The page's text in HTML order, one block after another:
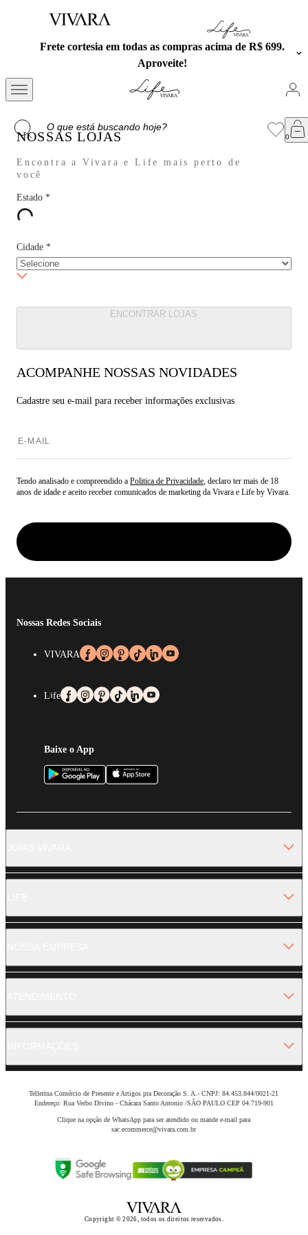
Frete cortesia em todas as compras acima de R$ 699.
Aproveite!
NOSSAS LOJAS
Encontra a Vivara e Life mais perto de
você
Estado *
Cidade *
ENCONTRAR LOJAS
ACOMPANHE NOSSAS NOVIDADES
Cadastre seu e-mail para receber informações exclusivas
Tendo analisado e compreendido a Politica de Privacidade, declaro ter mais de 18
anos de idade e aceito receber comunicados de marketing da Vivara e Life by Vivara.
Nossas Redes Sociais
VIVARA
Life
Baixe o App
Tellerina Comércio de Presente e Artigos pra Decoração S. A.- CNPJ: 84.453.844/0021-21
Endereço: Rua Verbo Divino - Chácara Santo Antonio /SÃO PAULO CEP 04.719-901
Clique na opção de WhatsApp para ser atendido ou mande e-mail para
sac.ecommerce@vivara.com.br
Copyright © 2026, todos os direitos reservados.